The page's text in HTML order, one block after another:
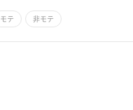
モテ 非モテ